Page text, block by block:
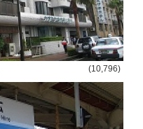
(10,796)